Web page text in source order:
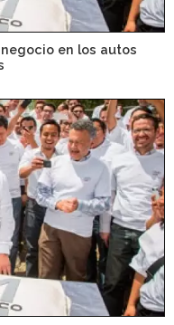
en los autos